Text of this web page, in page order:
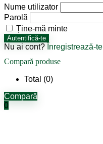
Nume utilizator
Parolă
Ține-mă minte
Autentifică-te
Nu ai cont? Înregistrează-te
Compară produse
Total (0)
Compară
0